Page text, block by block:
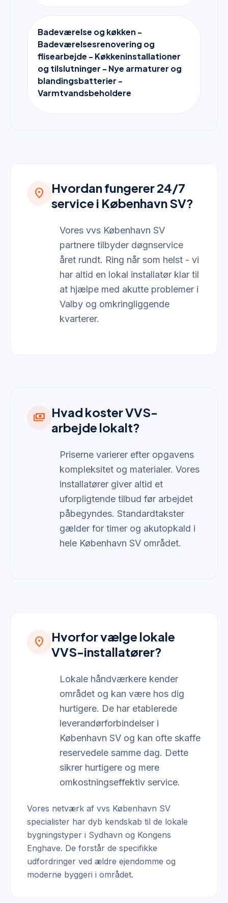
Badeværelse og køkken -
Badeværelsesrenovering og
flisearbejde - Køkkeninstallationer
og tilslutninger - Nye armaturer og
blandingsbatterier -
Varmtvandsbeholdere
location_on
Hvordan fungerer 24/7
service i København SV?
Vores vvs København SV
partnere tilbyder døgnservice
året rundt. Ring når som helst - vi
har altid en lokal installatør klar til
at hjælpe med akutte problemer i
Valby og omkringliggende
kvarterer.
payments Hvad koster VVS-
arbejde lokalt?
Priserne varierer efter opgavens
kompleksitet og materialer. Vores
installatører giver altid et
uforpligtende tilbud før arbejdet
påbegyndes. Standardtakster
gælder for timer og akutopkald i
hele København SV området.
location_on
Hvorfor vælge lokale
VVS-installatører?
Lokale håndværkere kender
området og kan være hos dig
hurtigere. De har etablerede
leverandørforbindelser i
København SV og kan ofte skaffe
reservedele samme dag. Dette
sikrer hurtigere og mere
omkostningseffektiv service.
Vores netværk af vvs København SV
specialister har dyb kendskab til de lokale
bygningstyper i Sydhavn og Kongens
Enghave. De forstår de specifikke
udfordringer ved ældre ejendomme og
moderne byggeri i området.